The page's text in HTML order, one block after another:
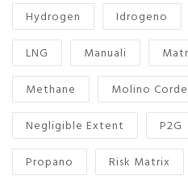
Hydrogen
Idrogeno
LNG
Manuali
Methane
Molino
Negligible Extent
P2G
Propano
Risk Matrix